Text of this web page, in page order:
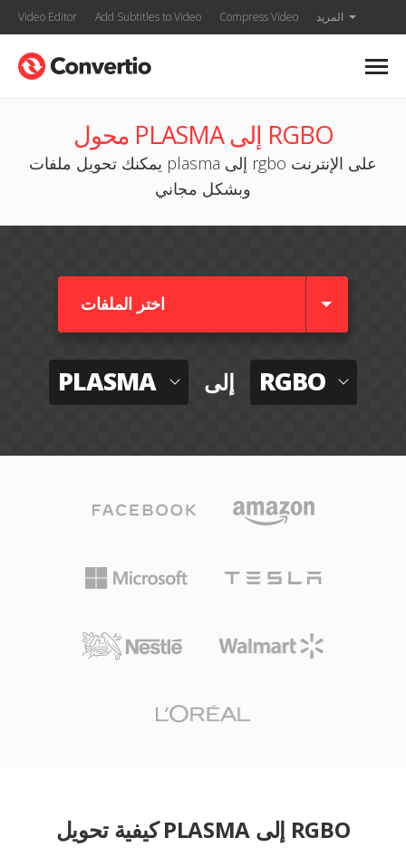
Video Editor Add Subtitles to Video Compress Video المزيد
محول PLASMA إلى RGBO
يمكنك تحويل ملفات plasma إلى rgbo على الإنترنت
وبشكل مجاني
اختر الملفات
PLASMA إلى RGBO
كيفية تحويل PLASMA إلى RGBO